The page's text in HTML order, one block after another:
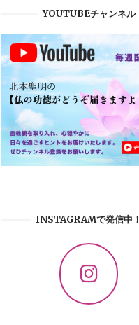
YOUTUBEチャンネル
INSTAGRAMで発信中！